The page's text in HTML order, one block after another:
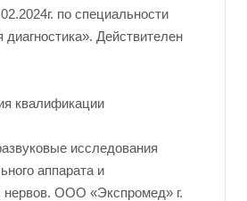
по специальности
диагностика». Действителен
квалификации
исследования
аппарата и
нервов. ООО «Экспромед» г.